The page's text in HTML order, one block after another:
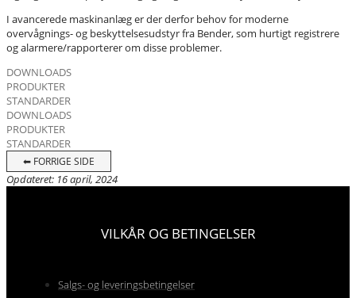
I avancerede maskinanlæg er der derfor behov for moderne
overvågnings- og beskyttelsesudstyr fra Bender, som hurtigt registrere
og alarmere/rapporterer om disse problemer.
DOWNLOADS
PRODUKTER
STANDARDER
DOWNLOADS
PRODUKTER
STANDARDER
⬅ FORRIGE SIDE
Opdateret: 16 april, 2024
VILKÅR OG BETINGELSER
Salgs- og leveringsbetingelser